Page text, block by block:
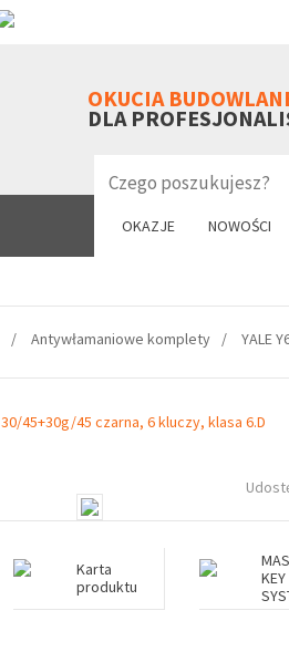
OKUCIA
DLA
OKAZJE NOWOŚCI
Antywłamaniowe komplety YALE
Karta
produktu
KEY